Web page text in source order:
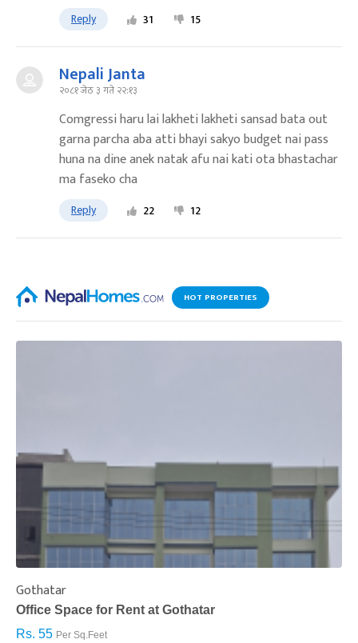
Reply 31 15
Nepali Janta
२०८१ जेठ ३ गते २२:१३
Comgressi haru lai lakheti lakheti sansad bata out
garna parcha aba atti bhayi sakyo budget nai pass
huna na dine anek natak afu nai kati ota bhastachar
ma faseko cha
Reply 22 12
HOT PROPERTIES
Gothatar
Office Space for Rent at Gothatar
Rs. 55 Per Sq.Feet